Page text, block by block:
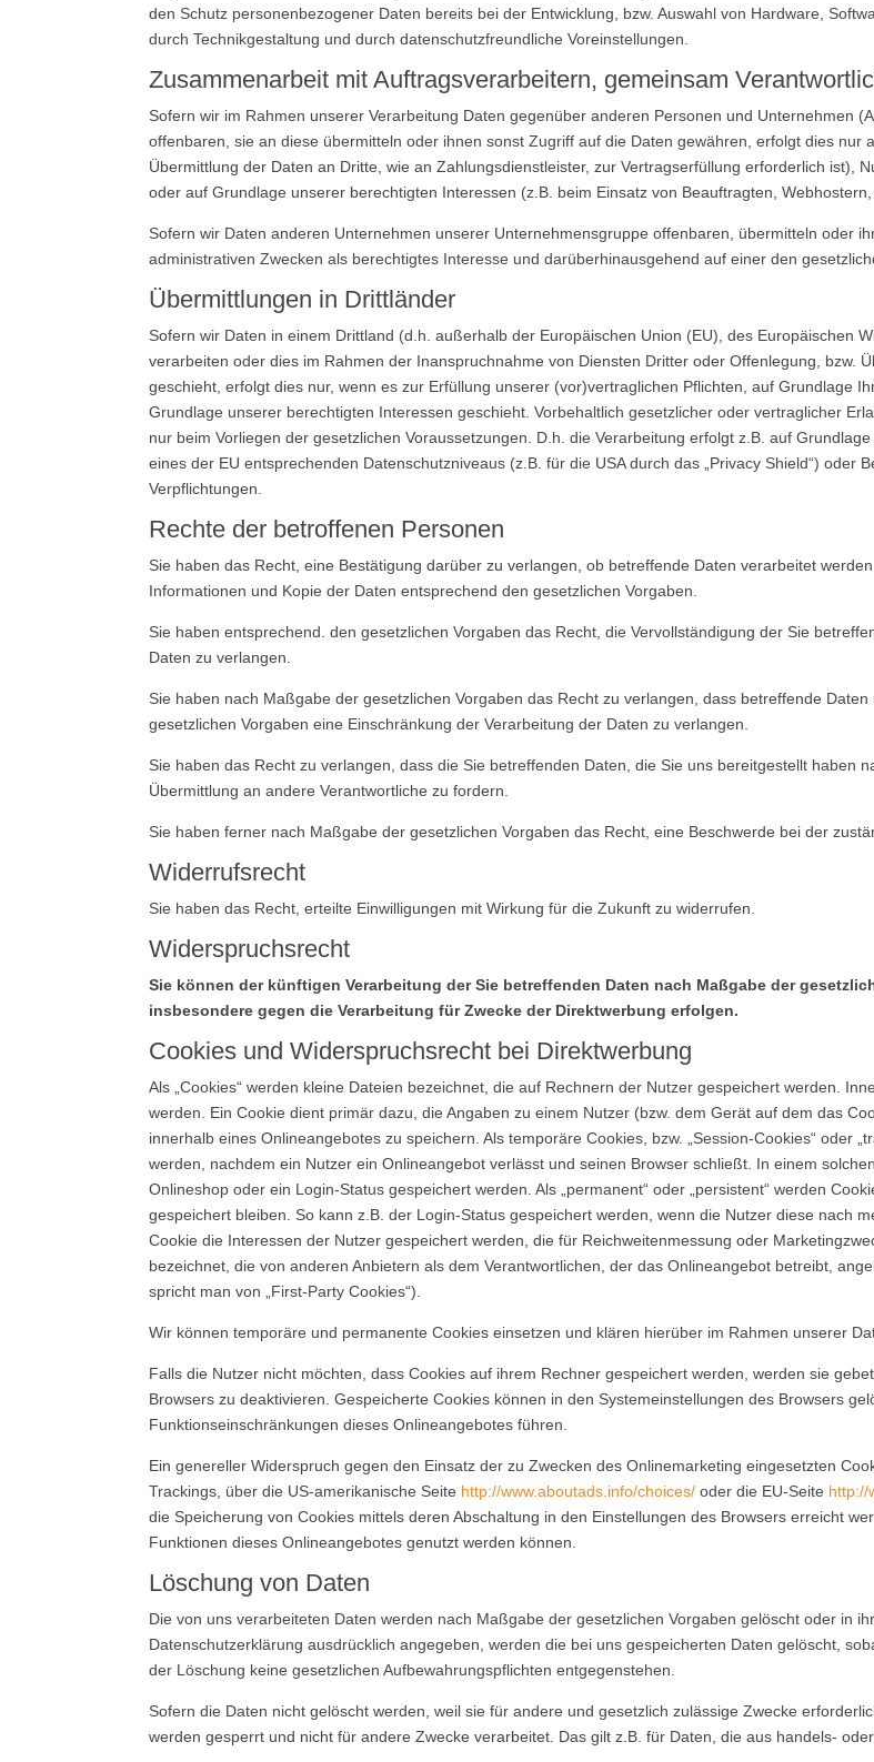
den Schutz personenbezogener Daten bereits bei der Entwicklung, bzw. Auswahl von Hardware,
durch Technikgestaltung und durch datenschutzfreundliche Voreinstellungen.
Zusammenarbeit mit Auftragsverarbeitern, gemeinsam
Sofern wir im Rahmen unserer Verarbeitung Daten gegenüber anderen Personen und Unternehmen
offenbaren, sie an diese übermitteln oder ihnen sonst Zugriff auf die Daten gewähren, erfolgt dies nur
Übermittlung der Daten an Dritte, wie an Zahlungsdienstleister, zur Vertragserfüllung erforderlich ist),
oder auf Grundlage unserer berechtigten Interessen (z.B. beim Einsatz von Beauftragten, Webhostern,
Sofern wir Daten anderen Unternehmen unserer Unternehmensgruppe offenbaren, übermitteln oder
administrativen Zwecken als berechtigtes Interesse und darüberhinausgehend auf einer den
Übermittlungen in Drittländer
Sofern wir Daten in einem Drittland (d.h. außerhalb der Europäischen Union (EU), des Europäischen
verarbeiten oder dies im Rahmen der Inanspruchnahme von Diensten Dritter oder Offenlegung, bzw.
geschieht, erfolgt dies nur, wenn es zur Erfüllung unserer (vor)vertraglichen Pflichten, auf Grundlage
Grundlage unserer berechtigten Interessen geschieht. Vorbehaltlich gesetzlicher oder vertraglicher
nur beim Vorliegen der gesetzlichen Voraussetzungen. D.h. die Verarbeitung erfolgt z.B. auf
eines der EU entsprechenden Datenschutzniveaus (z.B. für die USA durch das „Privacy Shield“) oder
Verpflichtungen.
Rechte der betroffenen Personen
Sie haben das Recht, eine Bestätigung darüber zu verlangen, ob betreffende Daten verarbeitet
Informationen und Kopie der Daten entsprechend den gesetzlichen Vorgaben.
Sie haben entsprechend. den gesetzlichen Vorgaben das Recht, die Vervollständigung der Sie
Daten zu verlangen.
Sie haben nach Maßgabe der gesetzlichen Vorgaben das Recht zu verlangen, dass betreffende
gesetzlichen Vorgaben eine Einschränkung der Verarbeitung der Daten zu verlangen.
Sie haben das Recht zu verlangen, dass die Sie betreffenden Daten, die Sie uns bereitgestellt haben
Übermittlung an andere Verantwortliche zu fordern.
Sie haben ferner nach Maßgabe der gesetzlichen Vorgaben das Recht, eine Beschwerde bei der
Widerrufsrecht
Sie haben das Recht, erteilte Einwilligungen mit Wirkung für die Zukunft zu widerrufen.
Widerspruchsrecht
Sie können der künftigen Verarbeitung der Sie betreffenden Daten nach Maßgabe der
insbesondere gegen die Verarbeitung für Zwecke der Direktwerbung erfolgen.
Cookies und Widerspruchsrecht bei Direktwerbung
Als „Cookies“ werden kleine Dateien bezeichnet, die auf Rechnern der Nutzer gespeichert werden.
werden. Ein Cookie dient primär dazu, die Angaben zu einem Nutzer (bzw. dem Gerät auf dem das
innerhalb eines Onlineangebotes zu speichern. Als temporäre Cookies, bzw. „Session-Cookies“ oder
werden, nachdem ein Nutzer ein Onlineangebot verlässt und seinen Browser schließt. In einem
Onlineshop oder ein Login-Status gespeichert werden. Als „permanent“ oder „persistent“ werden
gespeichert bleiben. So kann z.B. der Login-Status gespeichert werden, wenn die Nutzer diese nach
Cookie die Interessen der Nutzer gespeichert werden, die für Reichweitenmessung oder
bezeichnet, die von anderen Anbietern als dem Verantwortlichen, der das Onlineangebot betreibt,
spricht man von „First-Party Cookies“).
Wir können temporäre und permanente Cookies einsetzen und klären hierüber im Rahmen unserer
Falls die Nutzer nicht möchten, dass Cookies auf ihrem Rechner gespeichert werden, werden sie
Browsers zu deaktivieren. Gespeicherte Cookies können in den Systemeinstellungen des Browsers
Funktionseinschränkungen dieses Onlineangebotes führen.
Ein genereller Widerspruch gegen den Einsatz der zu Zwecken des Onlinemarketing eingesetzten
Trackings, über die US-amerikanische Seite http://www.aboutads.info/choices/ oder die EU-Seite http://
die Speicherung von Cookies mittels deren Abschaltung in den Einstellungen des Browsers erreicht
Funktionen dieses Onlineangebotes genutzt werden können.
Löschung von Daten
Die von uns verarbeiteten Daten werden nach Maßgabe der gesetzlichen Vorgaben gelöscht oder in
Datenschutzerklärung ausdrücklich angegeben, werden die bei uns gespeicherten Daten gelöscht,
der Löschung keine gesetzlichen Aufbewahrungspflichten entgegenstehen.
Sofern die Daten nicht gelöscht werden, weil sie für andere und gesetzlich zulässige Zwecke
werden gesperrt und nicht für andere Zwecke verarbeitet. Das gilt z.B. für Daten, die aus handels-